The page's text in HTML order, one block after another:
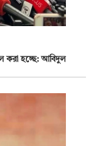
করা হচ্ছে: আবিদুল